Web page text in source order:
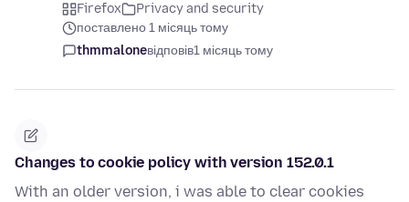
Firefox
Privacy and security
поставлено 1 місяць тому
thmmaloneвідповів1 місяць тому
Changes to cookie policy with version 152.0.1
With an older version, i was able to clear cookies